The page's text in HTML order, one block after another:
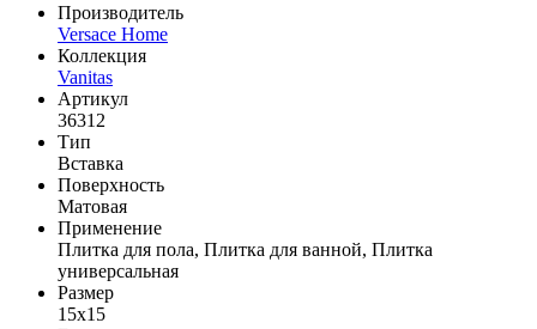
Производитель
Versace Home
Коллекция
Vanitas
Артикул
36312
Тип
Вставка
Поверхность
Матовая
Применение
Плитка для пола, Плитка для ванной, Плитка
универсальная
Размер
15x15